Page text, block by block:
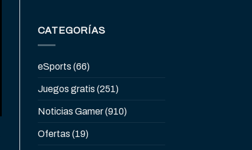
CATEGORÍAS
eSports (66)
Juegos gratis (251)
Noticias Gamer(910)
Ofertas (19)